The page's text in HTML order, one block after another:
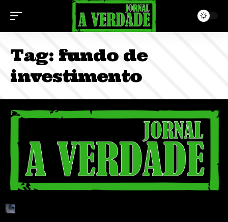
Tag: fundo de
investimento